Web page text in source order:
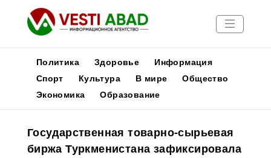
Новости
Медиа
Афиша
Политика Здоровье
Информация
Спорт
Культура В мире
Общество
Экономика
Образование
Государственная товарно-сырьевая
биржа Туркменистана зафиксировала